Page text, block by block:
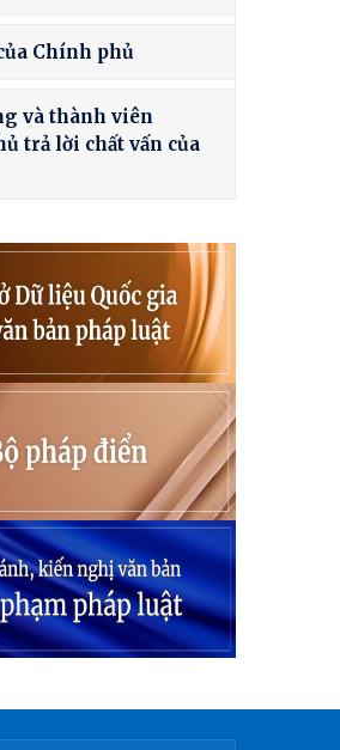
Chính phủ
và thành viên
trả lời chất vấn của